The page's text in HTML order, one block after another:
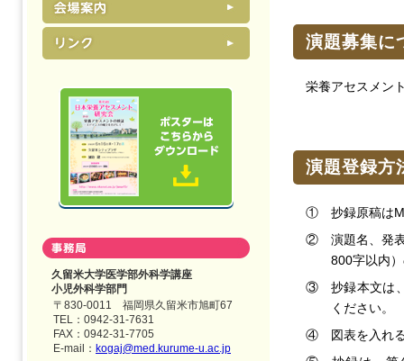
久留米大学医学部外科学講座
小児外科学部門
〒830-0011 福岡県久留米市旭町67
TEL：0942-31-7631
FAX：0942-31-7705
E-mail： kogaj@med.kurume-u.ac.jp
演題募集に
栄養アセスメン
演題登録方
① 抄録原稿は
② 演題名、発表
800字以内
③ 抄録本文は、
ください。
④ 図表を入れる